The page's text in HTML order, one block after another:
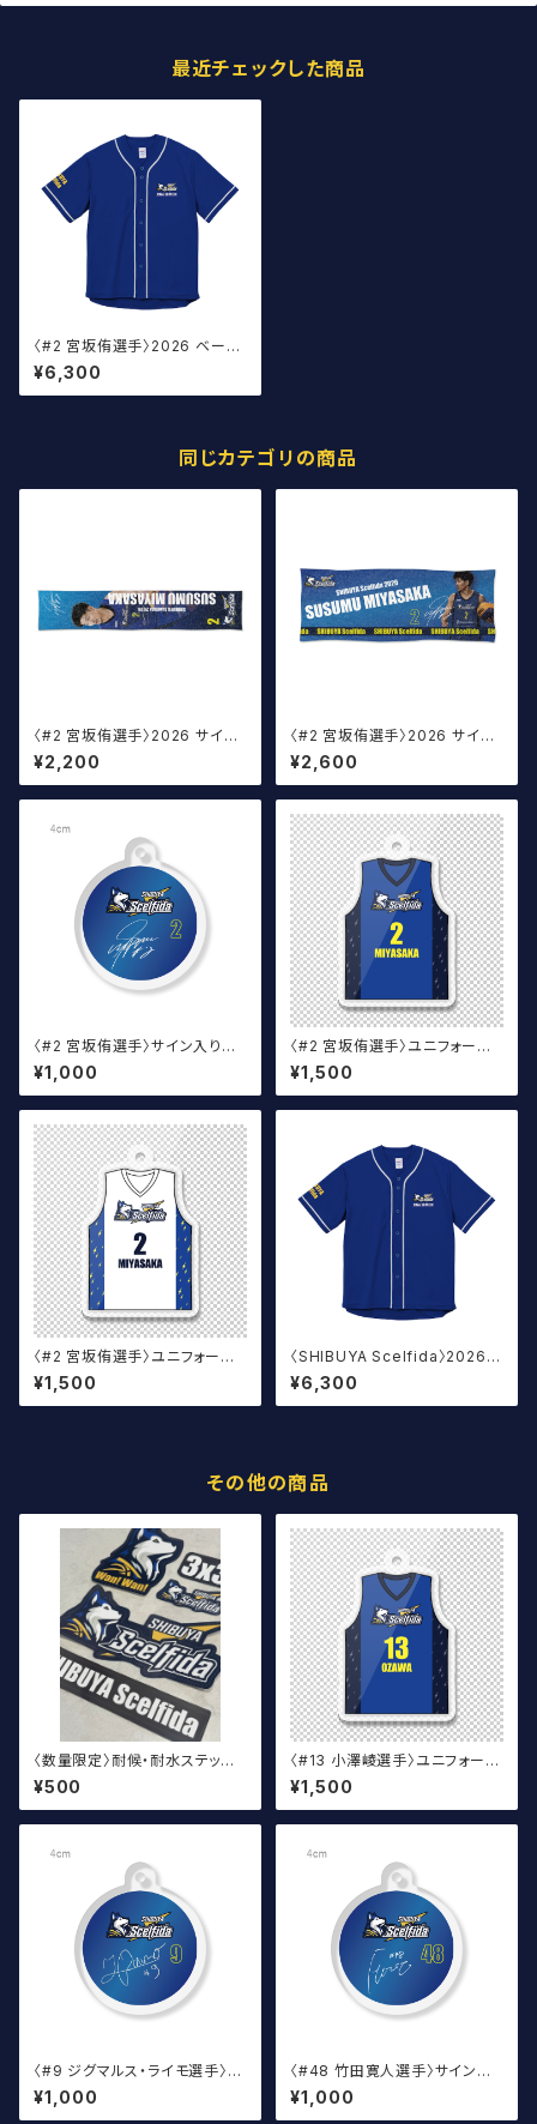
最近チェックした商品
〈#2 宮坂侑選手〉2026 ベース
ボールウェア
¥6,300
同じカテゴリの商品
〈#2 宮坂侑選手〉2026 サイン
入りマフラータオル
¥2,200
〈#2 宮坂侑選手〉2026 サイン
入りスポーツタオル
¥2,600
〈#2 宮坂侑選手〉サイン入り丸
アクキー
¥1,000
〈#2 宮坂侑選手〉ユニフォーム
キーホルダー（青）
¥1,500
〈#2 宮坂侑選手〉ユニフォーム
キーホルダー（白）
¥1,500
〈SHIBUYA Scelfida〉2026
オフィシャルベースボールウェア
¥6,300
その他の商品
〈数量限定〉耐候・耐水ステッカ
ー 3x3ステッカー
¥500
〈#13 小澤崚選手〉ユニフォーム
キーホルダー（青）
¥1,500
〈#9 ジグマルス・ライモ選手〉サ
イン入り丸アクキー
¥1,000
〈#48 竹田寛人選手〉サイン入
り丸アクキー
¥1,000